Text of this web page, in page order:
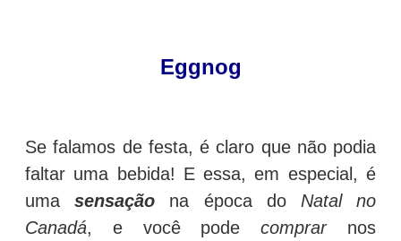
Eggnog
Se falamos de festa, é claro que não podia
faltar uma bebida! E essa, em especial, é
umasensação na época doNatal no
Canadá, e você podecomprarnos